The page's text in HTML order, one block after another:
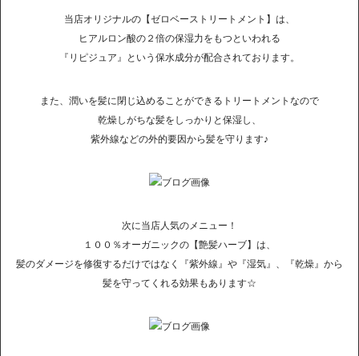
当店オリジナルの【ゼロベーストリートメント】は、
ヒアルロン酸の２倍の保湿力をもつといわれる
『リピジュア』という保水成分が配合されております。
また、潤いを髪に閉じ込めることができるトリートメントなので
乾燥しがちな髪をしっかりと保湿し、
紫外線などの外的要因から髪を守ります♪
次に当店人気のメニュー！
１００％オーガニックの【艶髪ハーブ】は、
髪のダメージを修復するだけではなく『紫外線』や『湿気』、『乾燥』から
髪を守ってくれる効果もあります☆